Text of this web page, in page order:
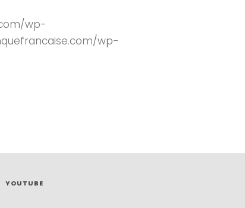
wp-
wp-
YOUTUBE